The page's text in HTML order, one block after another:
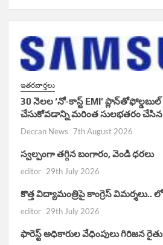
ఇతరవార్తలు
30 నెలల ‘నో-కాస్ట్ EMI’
చేసుకోవడాన్ని మరింత సులభతరం
Deccan News 7th August 2026
స్వల్పంగా తగ్గిన బంగారం, వెండి ధరలు
editor 29th July 2026
కొత్త విద్యామంత్రిపై కాంగ్రెస్
editor 29th July 2026
ఫారెస్ట్ అధికారుల వేధింపులు గిరిజన